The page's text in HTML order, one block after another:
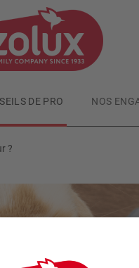
DE PRO NOS
?
Publié le